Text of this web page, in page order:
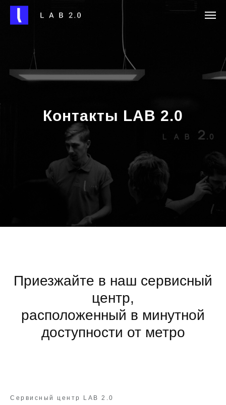
Контакты LAB 2.0
Приезжайте в наш сервисный
центр,
расположенный в минутной
доступности от метро
Сервисный центр LAB 2.0